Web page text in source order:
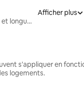
Locations moyenne et longue durée
Afficher plus
s'appliquer en
logements.